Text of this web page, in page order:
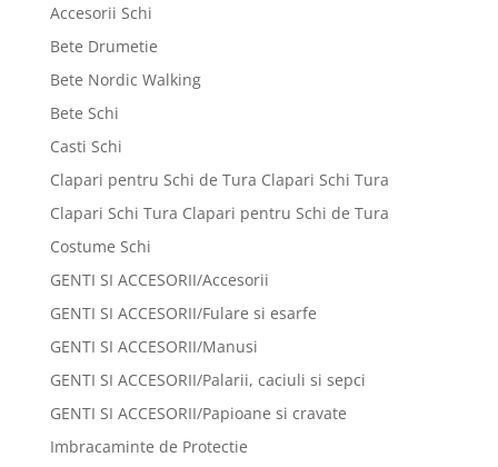
Accesorii Schi
Bete Drumetie
Bete Nordic Walking
Bete Schi
Casti Schi
Clapari pentru Schi de Tura Clapari Schi Tura
Clapari Schi Tura Clapari pentru Schi de Tura
Costume Schi
GENTI SI ACCESORII/Accesorii
GENTI SI ACCESORII/Fulare si esarfe
GENTI SI ACCESORII/Manusi
GENTI SI ACCESORII/Palarii, caciuli si sepci
GENTI SI ACCESORII/Papioane si cravate
Imbracaminte de Protectie